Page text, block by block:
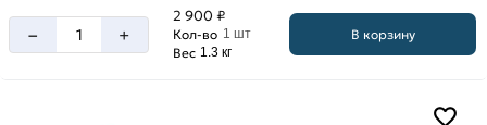
– +
2 900 ₽
Кол-во 1 шт
Вес 1.3 кг
В корзину